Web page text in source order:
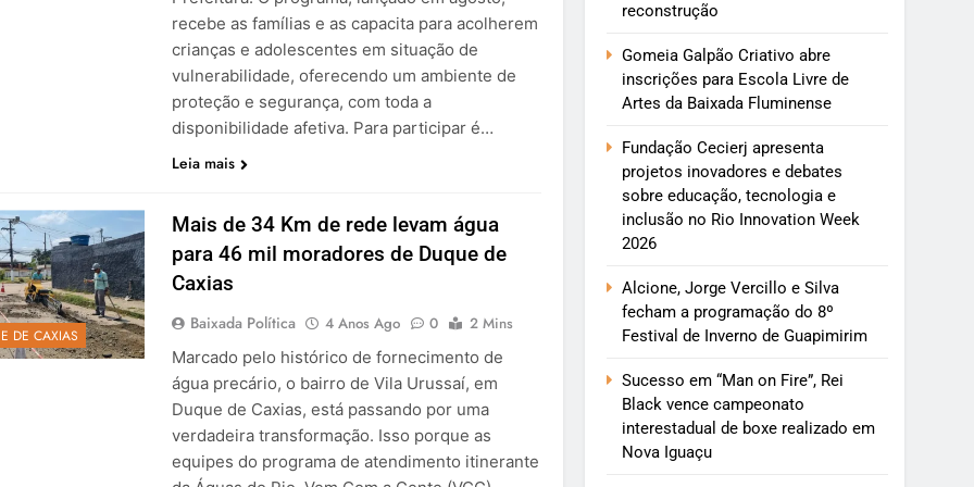
recebe as famílias e as capacita para acolherem
crianças e adolescentes em situação de
vulnerabilidade, oferecendo um ambiente de
proteção e segurança, com toda a
disponibilidade afetiva. Para participar é…
Leia mais
DE CAXIAS
Mais de 34 Km de rede levam água
para 46 mil moradores de Duque de
Caxias
Baixada Política 4 Anos Ago 0
2 Mins
Marcado pelo histórico de fornecimento de
água precário, o bairro de Vila Urussaí, em
Duque de Caxias, está passando por uma
verdadeira transformação. Isso porque as
equipes do programa de atendimento itinerante
reconstrução
Gomeia Galpão Criativo abre
inscrições para Escola Livre de
Artes da Baixada Fluminense
Fundação Cecierj apresenta
projetos inovadores e debates
sobre educação, tecnologia e
inclusão no Rio Innovation Week
2026
Alcione, Jorge Vercillo e Silva
fecham a programação do 8º
Festival de Inverno de Guapimirim
Sucesso em “Man on Fire”, Rei
Black vence campeonato
interestadual de boxe realizado em
Nova Iguaçu